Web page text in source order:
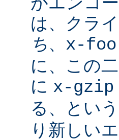
は、クラ
ち、 x-foo
に、この
に x-gzip
る、とい
り新しい